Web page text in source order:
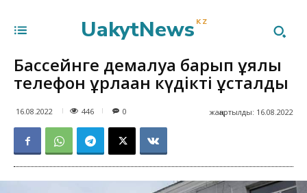
UakytNews KZ
Бассейнге демалуға барып ұялы
телефон ұрлаған күдікті ұсталды
16.08.2022 446 жаңартылды: 16.08.2022
0